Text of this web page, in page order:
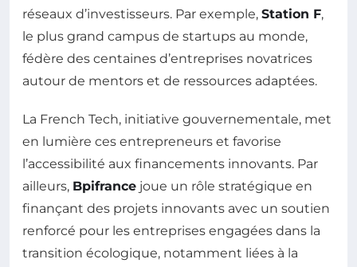
réseaux d’investisseurs. Par exemple, Station F,
le plus grand campus de startups au monde,
fédère des centaines d’entreprises novatrices
autour de mentors et de ressources adaptées.
La French Tech, initiative gouvernementale, met
en lumière ces entrepreneurs et favorise
l’accessibilité aux financements innovants. Par
ailleurs, Bpifrance joue un rôle stratégique en
finançant des projets innovants avec un soutien
renforcé pour les entreprises engagées dans la
transition écologique, notamment liées à la